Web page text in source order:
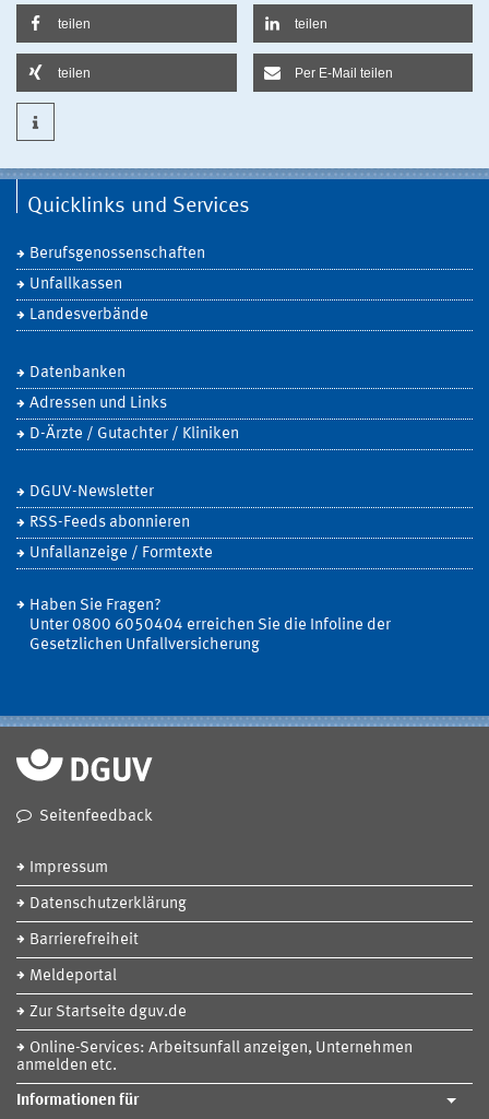
teilen teilen
teilen Per E-Mail teilen
Quicklinks und Services
Berufsgenossenschaften
Unfallkassen
Landesverbände
Datenbanken
Adressen und Links
D-Ärzte / Gutachter / Kliniken
DGUV-Newsletter
RSS-Feeds abonnieren
Unfallanzeige / Formtexte
Haben Sie Fragen?
Unter 0800 6050404 erreichen Sie die Infoline der
Gesetzlichen Unfallversicherung
Seitenfeedback
Impressum
Datenschutzerklärung
Barrierefreiheit
Meldeportal
Zur Startseite dguv.de
Online-Services: Arbeitsunfall anzeigen, Unternehmen
anmelden etc.
Informationen für